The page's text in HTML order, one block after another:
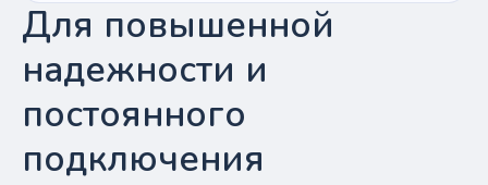
Для повышенной
надежности и
постоянного
подключения